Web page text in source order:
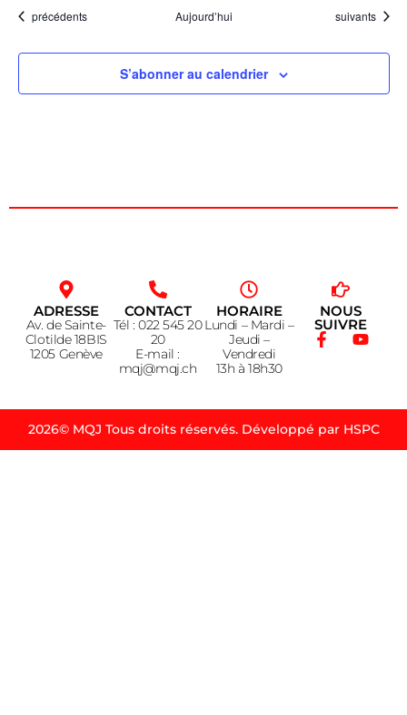
Évènements
précédents Aujourd’hui Évènements
suivants
S’abonner au calendrier
ADRESSE
Av. de Sainte-
Clotilde 18BIS
1205 Genève
CONTACT
Tél : 022 545 20
20
E-mail :
mqj@mqj.ch
HORAIRE
Lundi – Mardi –
Jeudi –
Vendredi
13h à 18h30
NOUS
SUIVRE
2026© MQJ Tous droits réservés. Développé par HSPC